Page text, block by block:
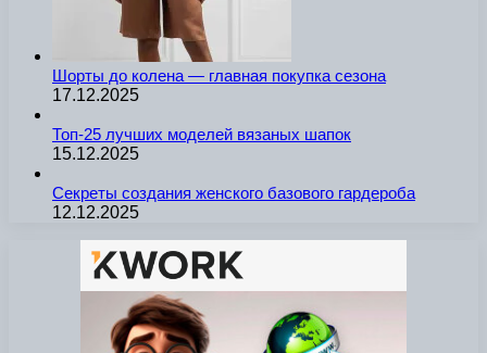
Шорты до колена — главная покупка сезона
17.12.2025
Топ-25 лучших моделей вязаных шапок
15.12.2025
Секреты создания женского базового гардероба
12.12.2025